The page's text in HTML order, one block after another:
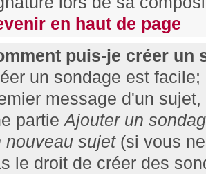
en haut de page
puis-je créer un
un sondage est
message d'un
partieAjouter un
nouveau sujet(si vous
le droit de créer des